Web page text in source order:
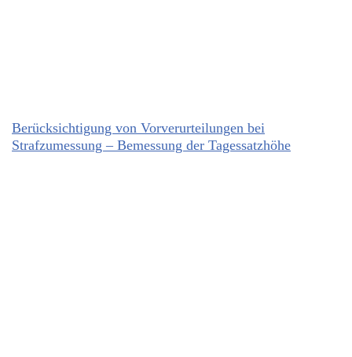
Berücksichtigung von Vorverurteilungen bei
Strafzumessung – Bemessung der Tagessatzhöhe